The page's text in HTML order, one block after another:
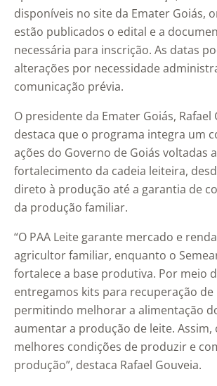
disponíveis no site da Emater Goiás,
estão publicados o edital e a
necessária para inscrição. As datas
alterações por necessidade
comunicação prévia.
O presidente da Emater Goiás, Rafael
destaca que o programa integra um
ações do Governo de Goiás voltadas
fortalecimento da cadeia leiteira,
direto à produção até a garantia de
da produção familiar.
“O PAA Leite garante mercado e
agricultor familiar, enquanto o
fortalece a base produtiva. Por meio
entregamos kits para recuperação de
permitindo melhorar a alimentação
aumentar a produção de leite.
melhores condições de produzir e
produção”, destaca Rafael Gouveia.